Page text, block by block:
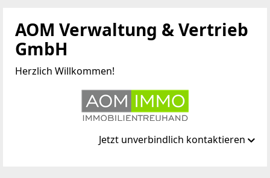
AOM Verwaltung & Vertrieb
GmbH
Herzlich Willkommen!
Jetzt unverbindlich kontaktieren